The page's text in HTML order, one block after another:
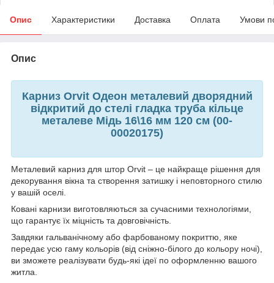
Опис Характеристики Доставка Оплата Умови
Опис
Карниз Orvit Одеон металевий дворядний
відкритий до стелі гладка труба кільце
металеве Мідь 16\16 мм 120 см (00-
00020175)
Металевий карниз для штор Orvit – це найкраще рішення для
декорування вікна та створення затишку і неповторного стилю
у вашій оселі.
Ковані карнизи виготовляються за сучасними технологіями,
що гарантує їх міцність та довговічність.
Завдяки гальванічному або фарбованому покриттю, яке
передає усю гаму кольорів (від сніжно-білого до кольору ночі),
ви зможете реалізувати будь-які ідеї по оформленню вашого
житла.